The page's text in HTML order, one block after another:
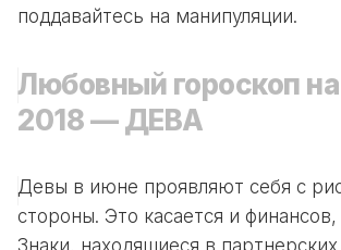
поддавайтесь на манипуляции.
Любовный гороскоп
2018 — ДЕВА
Девы в июне проявляют себя с
стороны. Это касается и